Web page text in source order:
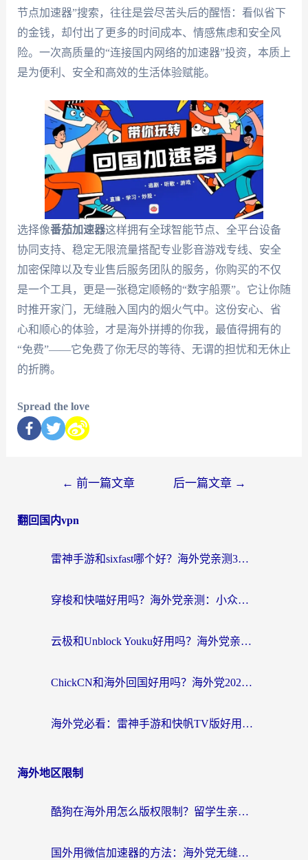
节点加速器”搜索，往往是尝尽苦头后的醒悟：看似省下
的金钱，却付出了更多的时间成本、情感焦虑和安全风
险。一次高质量的“连接国内网络的加速器”投资，本质上
是为便利、安全和高效的生活体验赋能。
选择像番茄加速器这样拥有全球智能节点、全平台设备
协同支持、稳定无限流量搭配专业影音游戏专线、安全
加密保障以及专业售后服务团队的服务，你购买的不仅
是一个工具，更是一张稳定顺畅的“数字船票”。它让你随
时推开家门，无缝融入国内的烟火气中。这份安心、省
心和顺心的体验，才是海外拼搏的你我，最值得拥有的
“免费”——它免费了你无尽的等待、无谓的担忧和无休止
的折腾。
Spread the love
← 前一篇文章 后一篇文章 →
翻回国内vpn
雷神手游和sixfast哪个好？海外党亲测3款回国加速器，教你选对不踩坑
穿梭和快喵好用吗？海外党亲测：小众加速器对比+番茄加速器深度体验
云极和Unblock Youku好用吗？海外党亲测+2026回国加速器避坑指南
ChickCN和海外回国好用吗？海外党2026亲测：从手游到影音，选对加速器的3个关键
海外党必看：雷神手游和快帆TV版好用吗？3步选对回国加速器不踩坑
海外地区限制
酷狗在海外用怎么版权限制？留学生亲测：3步解决听国内音乐难题
国外用微信加速器的方法：海外党无缝连接国内生活的实用指南